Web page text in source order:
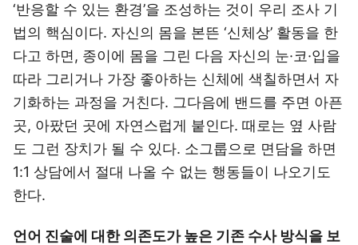
‘반응할 수 있는 환경’을 조성하는 것이 우리 조사 기
법의 핵심이다. 자신의 몸을 본뜬 ‘신체상’ 활동을 한
다고 하면, 종이에 몸을 그린 다음 자신의 눈·코·입을
따라 그리거나 가장 좋아하는 신체에 색칠하면서 자
기화하는 과정을 거친다. 그다음에 밴드를 주면 아픈
곳, 아팠던 곳에 자연스럽게 붙인다. 때로는 옆 사람
도 그런 장치가 될 수 있다. 소그룹으로 면담을 하면
1:1 상담에서 절대 나올 수 없는 행동들이 나오기도
한다.
언어 진술에 대한 의존도가 높은 기존 수사 방식을 보